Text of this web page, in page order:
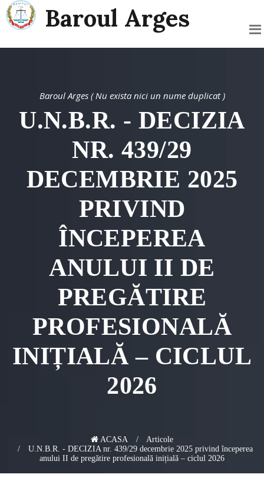
Baroul Arges
Baroul Arges ( Nu exista nici un nume duplicat )
U.N.B.R. - DECIZIA
NR. 439/29
DECEMBRIE 2025
PRIVIND
ÎNCEPEREA
ANULUI II DE
PREGĂTIRE
PROFESIONALĂ
INIȚIALĂ – CICLUL
2026
ACASA
Articole
U.N.B.R. - DECIZIA nr. 439/29 decembrie 2025 privind începerea
anului II de pregătire profesională inițială – ciclul 2026